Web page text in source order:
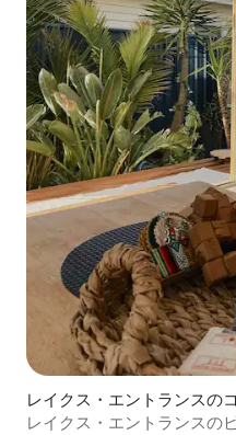
レイクス・エントランスの
レイクス・エントランスの